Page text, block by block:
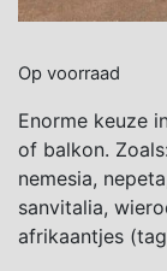
Op voorraad
Enorme keuze
of balkon.
nemesia,
sanvitalia,
afrikaantjes